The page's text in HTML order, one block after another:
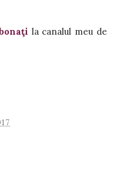
la canalul meu de